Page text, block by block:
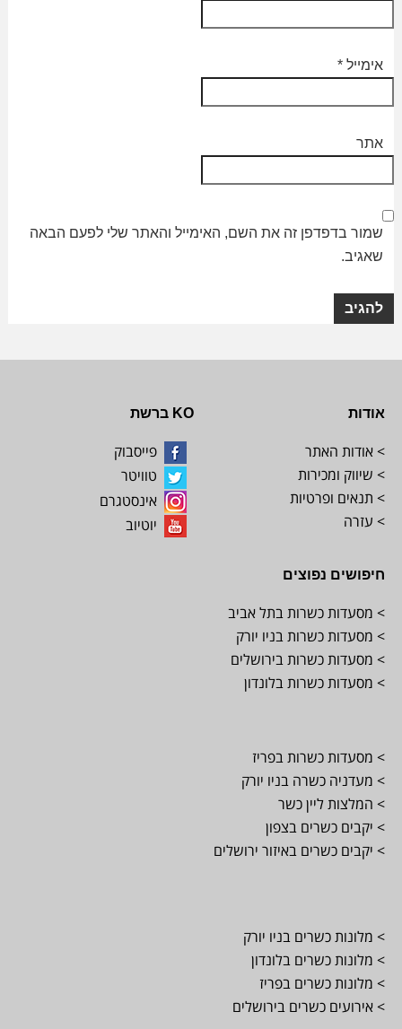
אימייל *
אתר
שמור בדפדפן זה את השם, האימייל והאתר שלי לפעם הבאה
שאגיב.
אודות
> אודות האתר
> שיווק ומכירות
> תנאים ופרטיות
> עזרה
KO ברשת
פייסבוק
טוויטר
אינסטגרם
יוטיוב
חיפושים נפוצים
> מסעדות כשרות בתל אביב
> מסעדות כשרות בניו יורק
> מסעדות כשרות בירושלים
> מסעדות כשרות בלונדון
> מסעדות כשרות בפריז
> מעדניה כשרה בניו יורק
> המלצות ליין כשר
> יקבים כשרים בצפון
> יקבים כשרים באיזור ירושלים
> מלונות כשרים בניו יורק
> מלונות כשרים בלונדון
> מלונות כשרים בפריז
> אירועים כשרים בירושלים